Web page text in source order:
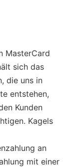
MasterCard
sich das
die uns in
entstehen,
Kunden
Kagels
an
mit einer